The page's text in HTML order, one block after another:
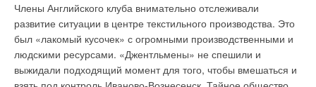
Члены Английского клуба внимательно отслеживали
развитие ситуации в центре текстильного производства. Это
был «лакомый кусочек» с огромными производственными и
людскими ресурсами. «Джентльмены» не спешили и
выжидали подходящий момент для того, чтобы вмешаться и